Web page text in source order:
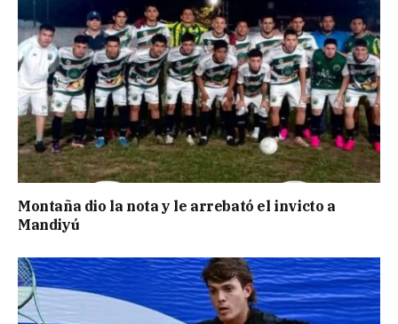
Montaña dio la nota y le arrebató el invicto a
Mandiyú